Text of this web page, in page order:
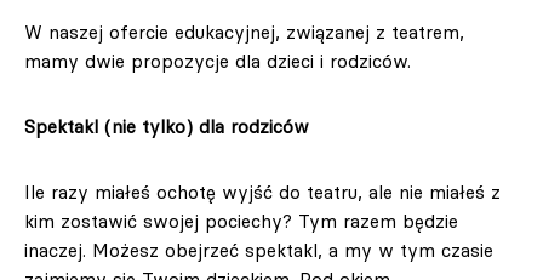
W naszej ofercie edukacyjnej, związanej z teatrem,
mamy dwie propozycje dla dzieci i rodziców.
Spektakl (nie tylko) dla rodziców
Ile razy miałeś ochotę wyjść do teatru, ale nie miałeś z
kim zostawić swojej pociechy? Tym razem będzie
inaczej. Możesz obejrzeć spektakl, a my w tym czasie